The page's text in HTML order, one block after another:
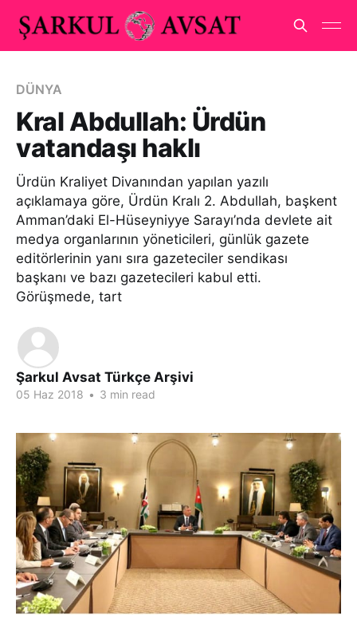
DÜNYA
Kral Abdullah: Ürdün
vatandaşı haklı
Ürdün Kraliyet Divanından yapılan yazılı
açıklamaya göre, Ürdün Kralı 2. Abdullah, başkent
Amman’daki El-Hüseyniyye Sarayı’nda devlete ait
medya organlarının yöneticileri, günlük gazete
editörlerinin yanı sıra gazeteciler sendikası
başkanı ve bazı gazetecileri kabul etti.
Görüşmede, tart
Şarkul Avsat Türkçe Arşivi
05 Haz 2018 • 3 min read